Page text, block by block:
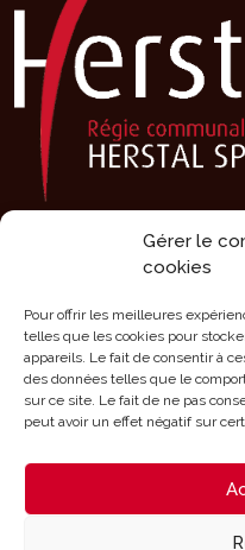
Gérer le
cookies
Pour offrir les meilleures
telles que les cookies pour
appareils. Le fait de consentir à
des données telles que le
sur ce site. Le fait de ne pas
peut avoir un effet négatif sur
Présentation
Agenda
Clubs sportifs
Infrastructures
Mérites
Aides